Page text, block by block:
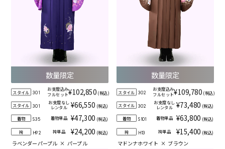
数量限定
スタイル 301
お支度込み
フルセット¥102,850 (税込)
スタイル 301
お支度なし
レンタル
¥66,550 (税込)
着物 S35 着物単品 ¥47,300 (税込)
袴 H92 袴単品 ¥24,200 (税込)
ラベンダーパープル × パープル
数量限定
スタイル 302
お支度込み
フルセット¥109,780 (税込)
スタイル 302
お支度なし
レンタル ¥73,480 (税込)
着物 S101 着物単品 ¥63,800 (税込)
袴 H13 袴単品 ¥15,400 (税込)
マドンナホワイト × ブラウン